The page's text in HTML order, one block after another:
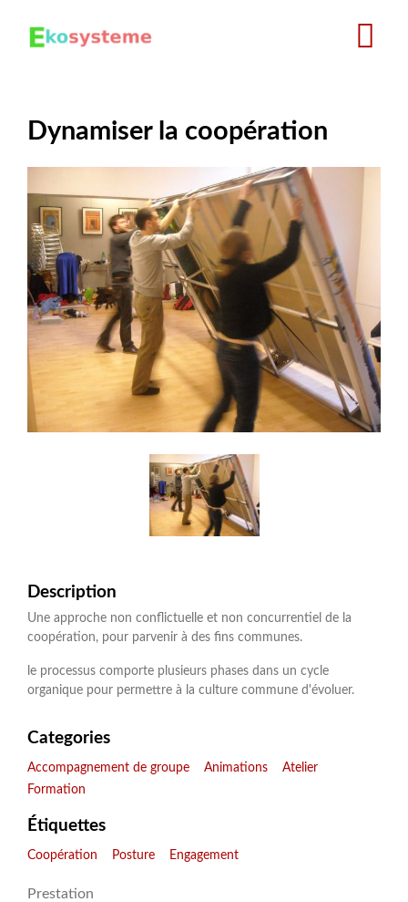
Dynamiser la coopération
Description
Une approche non conflictuelle et non concurrentiel de la
coopération, pour parvenir à des fins communes.
le processus comporte plusieurs phases dans un cycle
organique pour permettre à la culture commune d'évoluer.
Categories
Accompagnement de groupe Animations
Atelier
Formation
Étiquettes
Coopération Posture Engagement
Prestation